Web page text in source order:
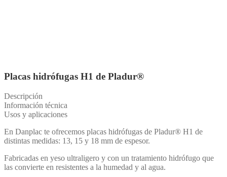
Placas hidrófugas H1 de Pladur®
Descripción
Información técnica
Usos y aplicaciones
En Danplac te ofrecemos placas hidrófugas de Pladur® H1 de
distintas medidas: 13, 15 y 18 mm de espesor.
Fabricadas en yeso ultraligero y con un tratamiento hidrófugo que
las convierte en resistentes a la humedad y al agua.